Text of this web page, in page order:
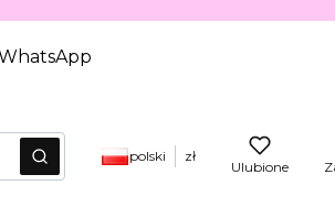
WyczyśćSzukaj polski zł
Ulubione